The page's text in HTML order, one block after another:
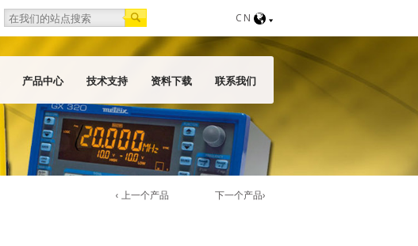
Search form
Search CN
产品中心 技术支持 资料下载 联系我们
‹ 上一个产品 下一个产品›